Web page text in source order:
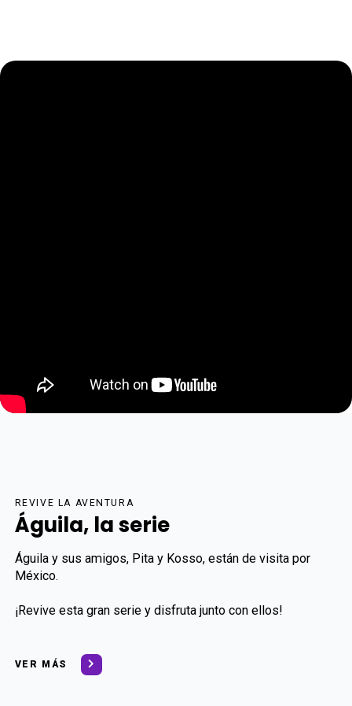
REVIVE LA AVENTURA
Águila, la serie
Águila y sus amigos, Pita y Kosso, están de visita por
México.
¡Revive esta gran serie y disfruta junto con ellos!
VER MÁS